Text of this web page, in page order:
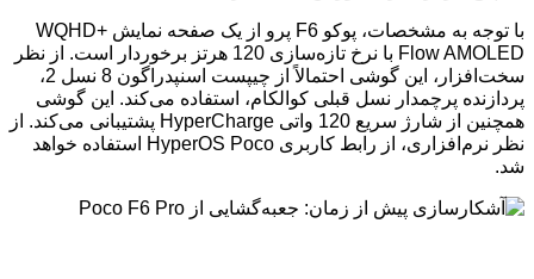
با توجه به مشخصات، پوکو F6 پرو از یک صفحه نمایش WQHD+
Flow AMOLED با نرخ تازه‌سازی 120 هرتز برخوردار است. از نظر
سخت‌افزار، این گوشی احتمالاً از چیپست اسنپدراگون 8 نسل 2،
پردازنده پرچمدار نسل قبلی کوالکام، استفاده می‌کند. این گوشی
همچنین از شارژ سریع 120 واتی HyperCharge پشتیبانی می‌کند. از
نظر نرم‌افزاری، از رابط کاربری HyperOS Poco استفاده خواهد
شد.